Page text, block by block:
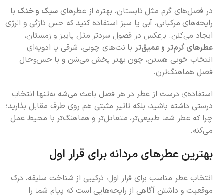
در فصل‌های گرم مثل تابستان، بهتره از عطرهای سبک و خنک با
رایحه‌های مرکباتی، آبی یا سبز استفاده کنید که حس تازگی و انرژی
ایجاد می‌کنن. برعکس در فصول سردتر مثل پاییز و زمستان،
عطرهای گرم‌تر و عمیق‌تر با نت‌های چوبی، شرقی یا ادویه‌ای
انتخاب خوبی هستن، چون بهتر پخش می‌شن و با حس‌وحال
فصل هماهنگ‌ترن.
استفاده‌ی درست از عطر در هر فصل باعث می‌شه نه‌تنها انتخاب
درستی داشته باشید، بلکه تاثیر مثبتی هم روی طرف مقابل بذارید؛
چرا که عطر شما طبیعی‌تر، متعادل‌تر و هماهنگ‌تر با محیط عمل
می‌کنه.
بهترین عطرهای مردانه برای قرار اول
انتخاب عطر مناسب برای قرار اول، ترکیبی از شناخت سلیقه، درک
موقعیت و داشتن آگاهی از رایحه‌هایی است که پیام شما را